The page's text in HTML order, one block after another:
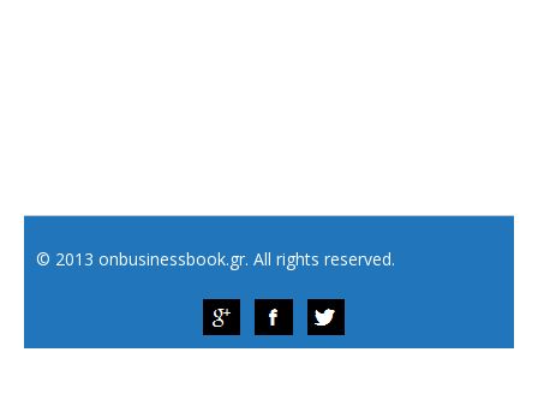
© 2013 onbusinessbook.gr. All rights reserved.